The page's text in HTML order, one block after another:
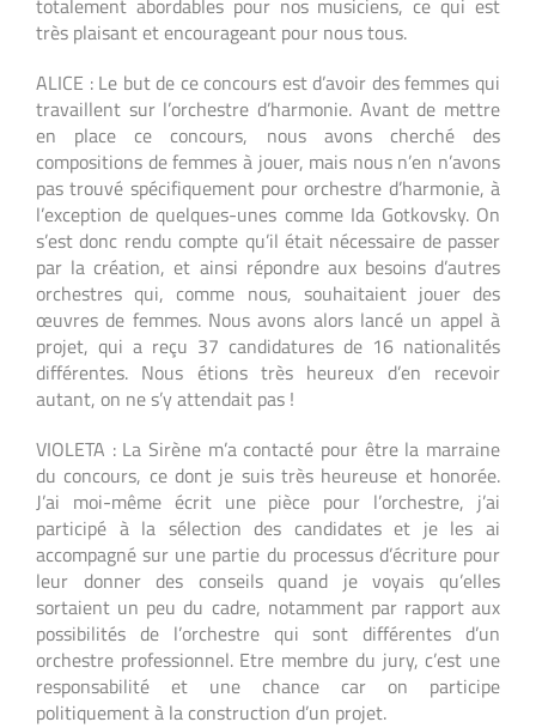
très plaisant et encourageant pour nous tous.
ALICE : Le but de ce concours est d’avoir des femmes qui
travaillent sur l’orchestre d’harmonie. Avant de mettre
en place ce concours, nous avons cherché des
compositions de femmes à jouer, mais nous n’en n’avons
pas trouvé spécifiquement pour orchestre d’harmonie, à
l’exception de quelques-unes comme Ida Gotkovsky. On
s’est donc rendu compte qu’il était nécessaire de passer
par la création, et ainsi répondre aux besoins d’autres
orchestres qui, comme nous, souhaitaient jouer des
œuvres de femmes. Nous avons alors lancé un appel à
projet, qui a reçu 37 candidatures de 16 nationalités
différentes. Nous étions très heureux d’en recevoir
autant, on ne s’y attendait pas !
VIOLETA : La Sirène m’a contacté pour être la marraine
du concours, ce dont je suis très heureuse et honorée.
J’ai moi-même écrit une pièce pour l’orchestre, j’ai
participé à la sélection des candidates et je les ai
accompagné sur une partie du processus d’écriture pour
leur donner des conseils quand je voyais qu’elles
sortaient un peu du cadre, notamment par rapport aux
possibilités de l’orchestre qui sont différentes d’un
orchestre professionnel. Etre membre du jury, c’est une
responsabilité et une chance car on participe
politiquement à la construction d’un projet.